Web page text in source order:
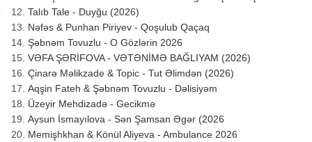
Talıb Tale - Duyğu (2026)
Nəfəs & Punhan Piriyev - Qoşulub Qaçaq
Şəbnəm Tovuzlu - O Gözlərin 2026
VƏFA ŞƏRİFOVA - VƏTƏNİMƏ BAĞLIYAM (2026)
Çinarə Məlikzade & Topic - Tut Əlimdən (2026)
Aqşin Fateh & Şəbnəm Tovuzlu - Dəlisiyəm
Üzeyir Mehdizadə - Gecikmə
Aysun İsmayılova - Sən Şamsan Əgər (2026
Memişhkhan & Könül Aliyeva - Ambulance 2026